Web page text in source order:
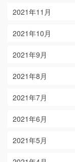
2021年11月
2021年10月
2021年9月
2021年8月
2021年7月
2021年6月
2021年5月